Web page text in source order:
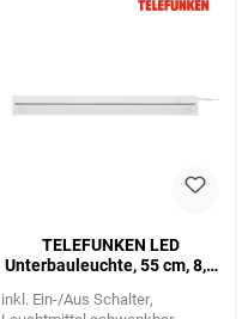
TELEFUNKEN LED
Unterbauleuchte, 55 cm, 8,5
inkl. Ein-/Aus Schalter